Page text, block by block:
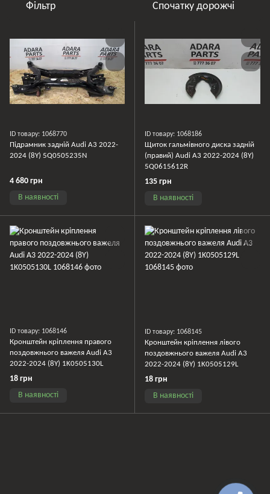
Фільтр Спочатку дорожчі
ID товару: 1068770
Підрамник задній Audi A3 2022-
2024 (8Y) 5Q0505235N
4 680 грн
В наявності
ID товару: 1068186
Щиток гальмівного диска задній
(правий) Audi A3 2022-2024 (8Y)
5Q0615612R
135 грн
В наявності
ID товару: 1068146
Кронштейн кріплення правого
поздовжнього важеля Audi A3
2022-2024 (8Y) 1K0505130L
18 грн
В наявності
ID товару: 1068145
Кронштейн кріплення лівого
поздовжнього важеля Audi A3
2022-2024 (8Y) 1K0505129L
18 грн
В наявності